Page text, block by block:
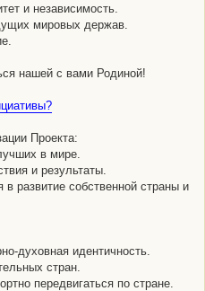
и независимость.
мировых держав.
нашей с вами Родиной!
Проекта:
в мире.
и результаты.
развитие собственной страны и
духовная идентичность.
стран.
передвигаться по стране.